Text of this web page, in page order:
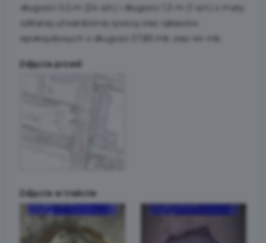
długości 0,5 m (24 szt.) i długości 1,3 m (1 szt.) z maty
szklanej utwardzonej żywicą oraz rękawów
epoksydowych o długości 57,85 mb oraz 44 mb.
Zdjęcia przed:
Zdjęcia w trakcie: